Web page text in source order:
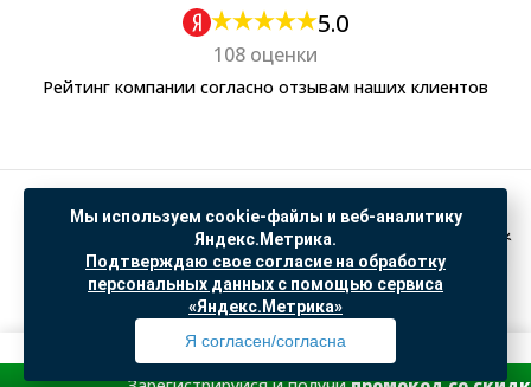
5.0
108 оценки
Рейтинг компании согласно отзывам наших клиентов
Политика обработки персональных данных
Согласие на обработку данных Яндекс Метрика
"© ООО “САНТЕХГИД”, 2026. Все права защищены. Предложение не является публичной
офертой, цены и информация на сайте ознакомительные
Доработка и продвижение вSO.USE
Мы используем cookie-файлы и веб-аналитику
Яндекс.Метрика.
Подтверждаю свое согласие на обработку
персональных данных с помощью сервиса
«Яндекс.Метрика»
Я согласен/согласна